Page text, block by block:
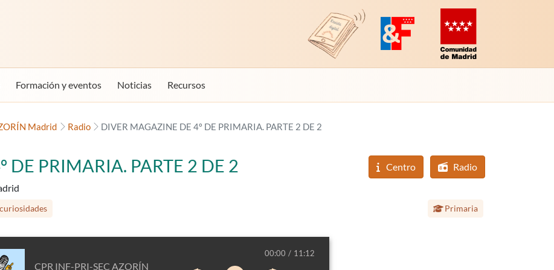
Revista Digital de EducaMadridPlataforma de Innovación y Formación
Comunidad de Madrid
Formación y eventos Noticias Recursos
Madrid Radio DIVER MAGAZINE DE 4º DE PRIMARIA. PARTE 2 DE 2
Centro Radio
DE PRIMARIA. PARTE 2 DE 2
Primaria
CPR INF-PRI-SEC AZORÍN Madrid
00:00 11:12